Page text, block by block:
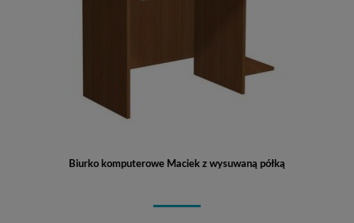
Biurko komputerowe Maciek z wysuwaną półką